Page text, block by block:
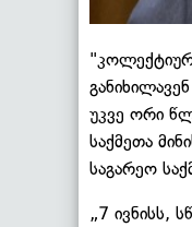
უკვე ორი
საქმეთა
საგარეო
„7 ივნისს,